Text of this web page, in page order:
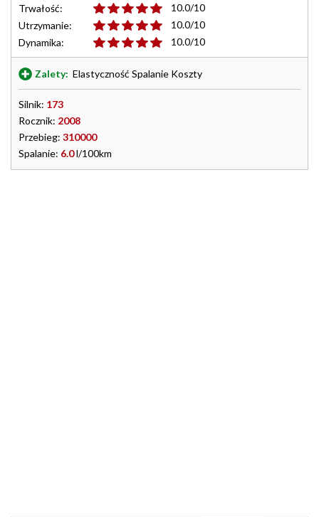
Trwałość:
10.0/10
Utrzymanie:
10.0/10
Dynamika:
10.0/10
Zalety: Elastyczność Spalanie Koszty
Silnik: 173
Rocznik: 2008
Przebieg: 310000
Spalanie: 6.0l/100km